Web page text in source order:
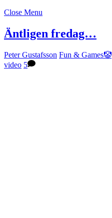
Close Menu
Äntligen fredag…
Peter Gustafsson Fun & Games🤡
video 5